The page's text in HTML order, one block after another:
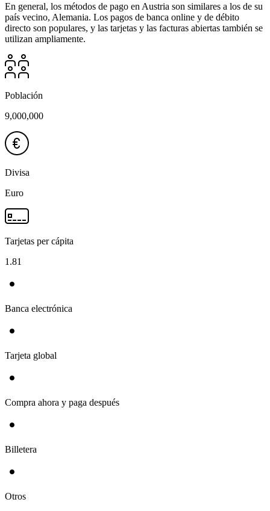
En general, los métodos de pago en Austria son similares a los de su
país vecino, Alemania. Los pagos de banca online y de débito
directo son populares, y las tarjetas y las facturas abiertas también se
utilizan ampliamente.
Población
9,000,000
Divisa
Euro
Tarjetas per cápita
1.81
Banca electrónica
Tarjeta global
Compra ahora y paga después
Billetera
Otros